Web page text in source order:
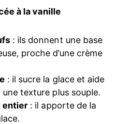
à la vanille
: ils donnent une base
proche d’une crème
: il sucre la glace et aide
une texture plus souple.
entier : il apporte de la